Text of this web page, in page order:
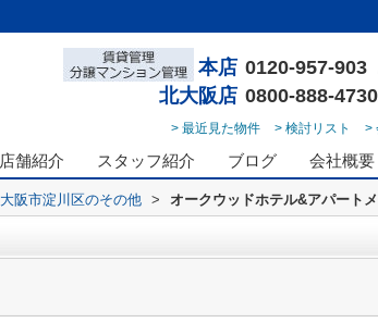
本店 0120-957-903
北大阪店 0800-888-
> 最近見た物件 > 検討リスト >
店舗紹介 スタッフ紹介 ブログ 会社概要
大阪市淀川区のその他 > オークウッドホテル&アパート